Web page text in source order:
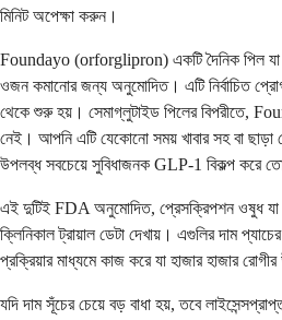
মিনিট অপেক্ষা করুন।
Foundayo (orforglipron) একটি দৈনিক পিল যা
ওজন কমানোর জন্য অনুমোদিত। এটি নির্বাচিত
থেকে শুরু হয়। সেমাগ্লুটাইড পিলের বিপরীতে,
নেই। আপনি এটি যেকোনো সময় খাবার সহ বা ছাড়া
উপলব্ধ সবচেয়ে সুবিধাজনক GLP-1 বিকল্প করে
এই দুটিই FDA অনুমোদিত, প্রেসক্রিপশন ওষুধ যা
ক্লিনিকাল ট্রায়াল ডেটা দেখায়। এগুলির দাম
প্রক্রিয়ার মাধ্যমে কাজ করে যা হাজার হাজার
যদি দাম সূঁচের চেয়ে বড় বাধা হয়, তবে